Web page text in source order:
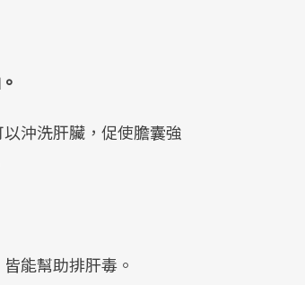
沖洗肝臟，促使膽囊強
能幫助排肝毒。